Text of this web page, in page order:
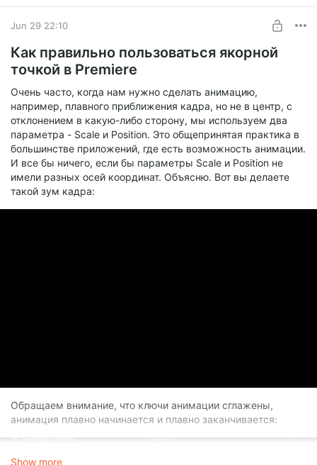
Jun 29 22:10
Как правильно пользоваться якорной
точкой в Premiere
Очень часто, когда нам нужно сделать анимацию,
например, плавного приближения кадра, но не в центр, с
отклонением в какую-либо сторону, мы используем два
параметра - Scale и Position. Это общепринятая практика в
большинстве приложений, где есть возможность анимации.
И все бы ничего, если бы параметры Scale и Position не
имели разных осей координат. Объясню. Вот вы делаете
такой зум кадра:
Обращаем внимание, что ключи анимации сглажены,
анимация плавно начинается и плавно заканчивается:
Show more